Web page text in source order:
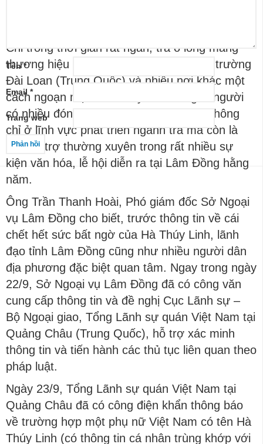
Chỉ trong thời gian rất ngắn, trà ô long mang
thương hiệu này đã chiếm lĩnh được thị trường
Đài Loan (Trung Quốc) và nhiều nơi khác một
cách ngoạn mục. Hà Thúy Linh cũng là người
có nhiều đóng góp cho tỉnh Lâm Đồng không
chỉ ở lĩnh vực phát triển ngành trà mà còn là
nhà tài trợ thường xuyên trong rất nhiều sự
kiện văn hóa, lễ hội diễn ra tại Lâm Đồng hằng
năm.
Ông Trần Thanh Hoài, Phó giám đốc Sở Ngoại
vụ Lâm Đồng cho biết, trước thông tin về cái
chết hết sức bất ngờ của Hà Thúy Linh, lãnh
đạo tỉnh Lâm Đồng cũng như nhiều người dân
địa phương đặc biệt quan tâm. Ngay trong ngày
22/9, Sở Ngoại vụ Lâm Đồng đã có công văn
cung cấp thông tin và đề nghị Cục Lãnh sự –
Bộ Ngoại giao, Tổng Lãnh sự quán Việt Nam tại
Quảng Châu (Trung Quốc), hỗ trợ xác minh
thông tin và tiến hành các thủ tục liên quan theo
pháp luật.
Ngày 23/9, Tổng Lãnh sự quán Việt Nam tại
Quảng Châu đã có công điện khẩn thông báo
về trường hợp một phụ nữ Việt Nam có tên Hà
Thúy Linh (có thông tin cá nhân trùng khớp với
Tên*
Email *
Trang web